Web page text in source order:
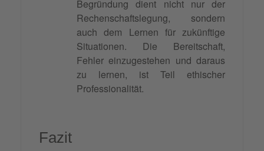
Begründung dient nicht nur der
Rechenschaftslegung, sondern
auch dem Lernen für zukünftige
Situationen. Die Bereitschaft,
Fehler einzugestehen und daraus
zu lernen, ist Teil ethischer
Professionalität.
Fazit